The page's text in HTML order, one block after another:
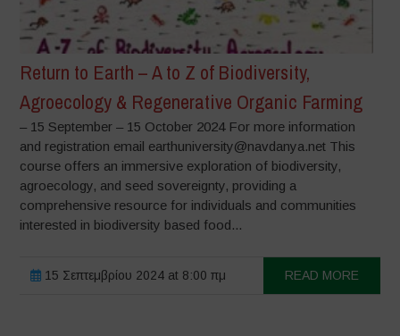
Return to Earth – A to Z of Biodiversity,
Agroecology & Regenerative Organic Farming
– 15 September – 15 October 2024 For more information
and registration email earthuniversity@navdanya.net This
course offers an immersive exploration of biodiversity,
agroecology, and seed sovereignty, providing a
comprehensive resource for individuals and communities
interested in biodiversity based food...
15 Σεπτεμβρίου 2024 at 8:00 πμ READ MORE